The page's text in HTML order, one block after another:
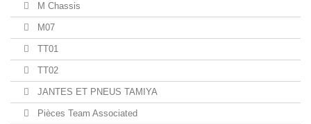
M Chassis
M07
TT01
TT02
JANTES ET PNEUS TAMIYA
Pièces Team Associated